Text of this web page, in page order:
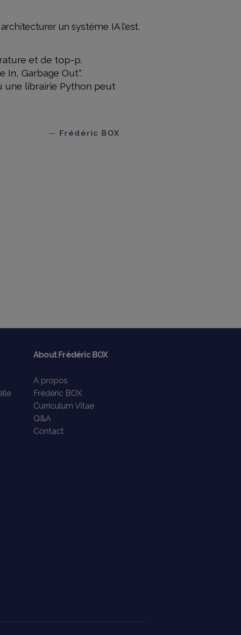
un système IA l'est.
et de top-p.
In, Garbage Out".
une librairie Python peut
Frédéric BOX
About Frédéric BOX
A propos
Frédéric BOX
Curriculum Vitae
Q&A
Contact